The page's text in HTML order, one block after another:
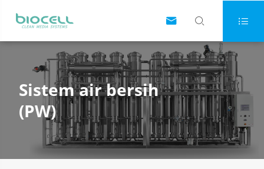
  
Sistem air bersih
(PW)